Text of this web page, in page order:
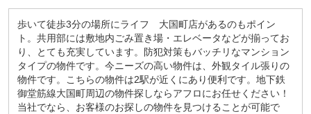
歩いて徒歩3分の場所にライフ 大国町店があるのもポイン
ト。共用部には敷地内ごみ置き場・エレベータなどが揃ってお
り、とても充実しています。防犯対策もバッチリなマンション
タイプの物件です。今ニーズの高い物件は、外観タイル張りの
物件です。こちらの物件は2駅が近くにあり便利です。地下鉄
御堂筋線大国町周辺の物件探しならアフロにお任せください！
当社でなら、お客様のお探しの物件を見つけることが可能で